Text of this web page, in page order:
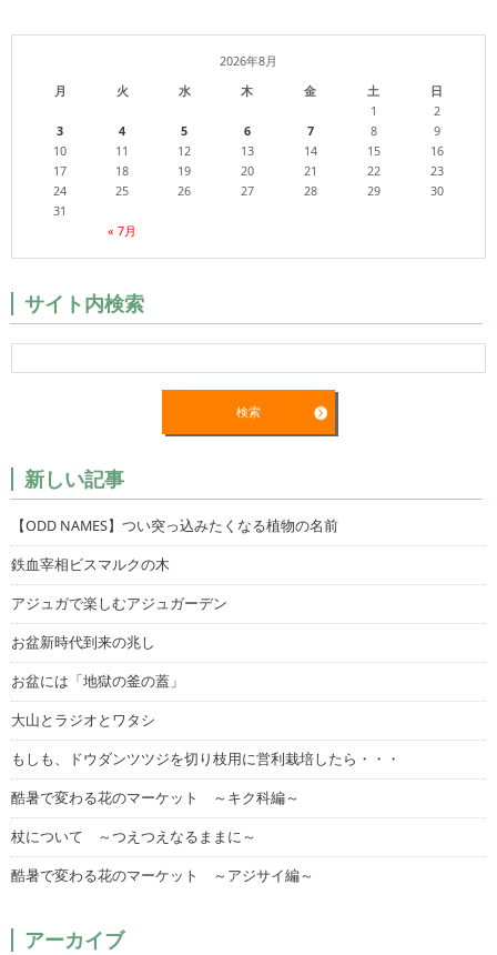
2026年8月
月
火 水 木 金 土 日
« 7月
1
2
3
4 5 6 7 8
9
10
11 12 13 14 15
16
17
18 19 20 21 22
23
24
25 26 27 28 29
30
31
サイト内検索
新しい記事
【ODD NAMES】つい突っ込みたくなる植物の名前
鉄血宰相ビスマルクの木
アジュガで楽しむアジュガーデン
お盆新時代到来の兆し
お盆には「地獄の釜の蓋」
大山とラジオとワタシ
もしも、ドウダンツツジを切り枝用に営利栽培したら・・・
酷暑で変わる花のマーケット ～キク科編～
杖について ～つえつえなるままに～
酷暑で変わる花のマーケット ～アジサイ編～
アーカイブ